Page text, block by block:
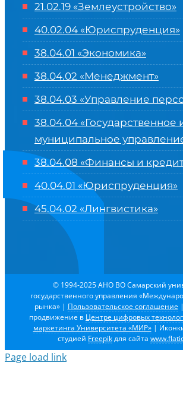
21.02.19 «Землеустройство»
40.02.04 «Юриспруденция»
38.04.01 «Экономика»
38.04.02 «Менеджмент»
38.04.03 «Управление
38.04.04 «Государственное
муниципальное
38.04.08 «Финансы и
40.04.01 «Юриспруденция»
45.04.02 «Лингвистика»
© 1994-2025 АНО ВО Самарский
государственного управления
рынка» | Пользовательское соглашение
продвижение в Центре цифровых
маркетинга Университета «МИР»|
студией Freepikдля сайта
Page load link